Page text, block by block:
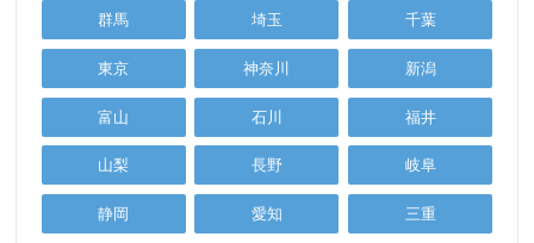
群馬 埼玉 千葉
東京 神奈川 新潟
富山 石川 福井
山梨 長野 岐阜
静岡 愛知 三重